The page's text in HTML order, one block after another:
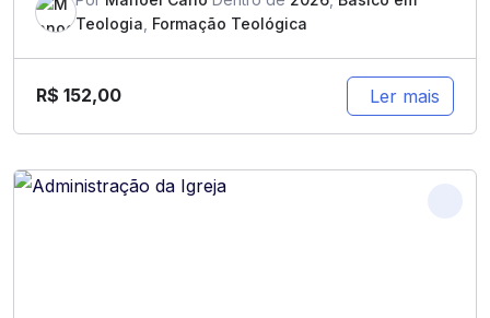
Teologia Formação Teológica
R$ 152,00 Ler mais